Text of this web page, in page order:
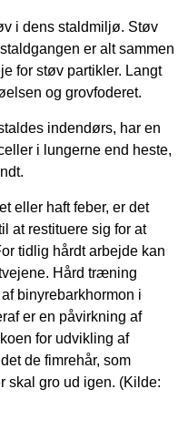
i dens staldmiljø. Støv
er alt sammen
for støv partikler. Langt
og grovfoderet.
indendørs, har en
i lungerne end heste,
eller haft feber, er det
at restituere sig for at
tidlig hårdt arbejde kan
Hård træning
binyrebarkhormon i
er en påvirkning af
for udvikling af
de fimrehår, som
skal gro ud igen. (Kilde: